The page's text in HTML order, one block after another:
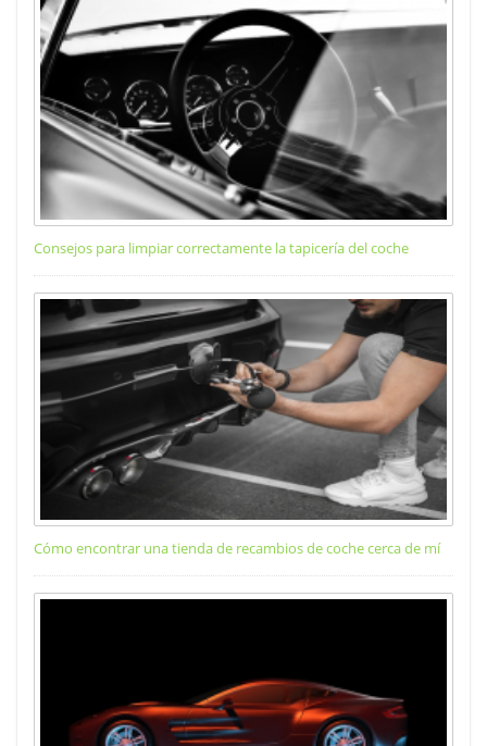
Consejos para limpiar correctamente la tapicería del coche
Cómo encontrar una tienda de recambios de coche cerca de mí